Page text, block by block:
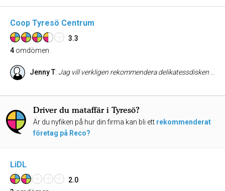
Coop Tyresö Centrum
3.3
4 omdömen
Jenny T: Jag vill verkligen rekommendera delikatessdisken på Coop Tyresö. Martin, som arbetar där, är otroligt engagerad, kunnig, inspirerande och alltid lika trevlig. Han har en imponerande kunskap om sortimentet och vet precis hur korvar, skinkor och ostar smakar, samt vilken marmelad eller tillbehör som passar bäst till varje produkt. Med sitt genuina intresse och sin servicekänsla lyfter han hela butiken. Tack vare Martin är Coop Tyresö inte bara en plats för vardagshandling, utan också ett självklart val när man vill handla till fest, bjuda på något extra gott eller sätta lite guldkant på vardagen.
Driver du mataffär i Tyresö?
Är du nyfiken på hur din firma kan bli ett rekommenderat
företag på Reco?
LiDL
2.0